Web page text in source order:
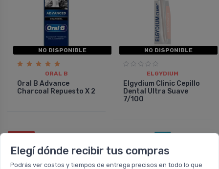
Elegí dónde recibir tus compras
Podrás ver costos y tiempos de entrega precisos en todo lo que
NO DISPONIBLE
ORAL B
Oral B Advance
Charcoal Repuesto X 2
NO DISPONIBLE
ELGYDIUM
Elgydium Clinic Cepillo
Dental Ultra Suave
7/100
COMBO